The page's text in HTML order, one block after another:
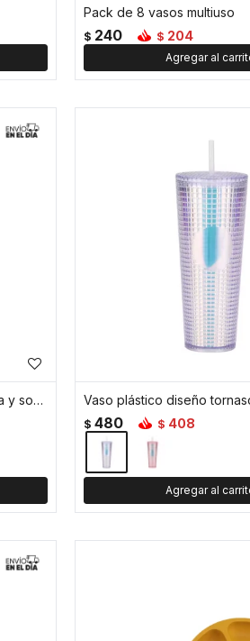
Pack de 8 vasos multiuso
$ 240 $ 204
Vaso plástico orejas gatito con tapa y sorbete – 350ml - Gris
$ 480 $ 408